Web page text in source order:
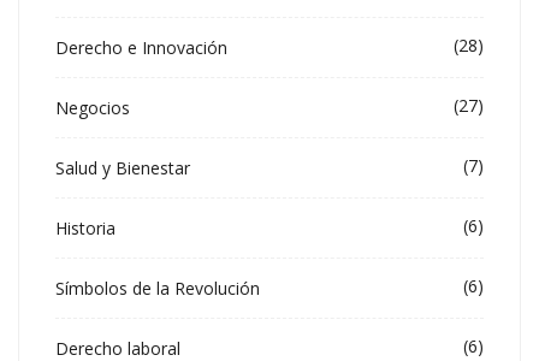
Derecho e Innovación (28)
Negocios (27)
Salud y Bienestar (7)
Historia (6)
Símbolos de la Revolución (6)
Derecho laboral (6)